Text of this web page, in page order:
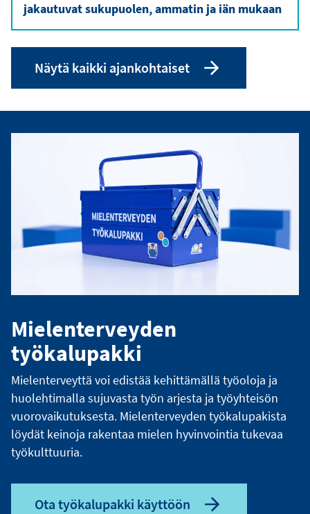
jakautuvat sukupuolen, ammatin ja iän mukaan
Näytä kaikki ajankohtaiset
Mielenterveyden
työkalupakki
Mielenterveyttä voi edistää kehittämällä työoloja ja
huolehtimalla sujuvasta työn arjesta ja työyhteisön
vuorovaikutuksesta. Mielenterveyden työkalupakista
löydät keinoja rakentaa mielen hyvinvointia tukevaa
työkulttuuria.
Ota työkalupakki käyttöön